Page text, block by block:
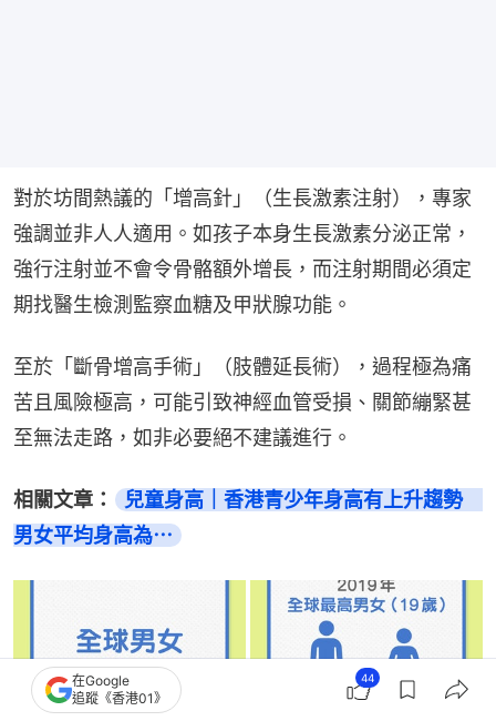
對於坊間熱議的「增高針」（生長激素注射），專家
強調並非人人適用。如孩子本身生長激素分泌正常，
強行注射並不會令骨骼額外增長，而注射期間必須定
期找醫生檢測監察血糖及甲狀腺功能。
至於「斷骨增高手術」（肢體延長術），過程極為痛
苦且風險極高，可能引致神經血管受損、關節繃緊甚
至無法走路，如非必要絕不建議進行。
相關文章：
兒童身高｜香港青少年身高有上升趨勢
男女平均身高為⋯
在Google
追蹤《香港01》
44